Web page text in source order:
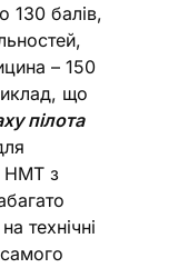
130 балів,
– 150
що
пілота
НМТ з
технічні